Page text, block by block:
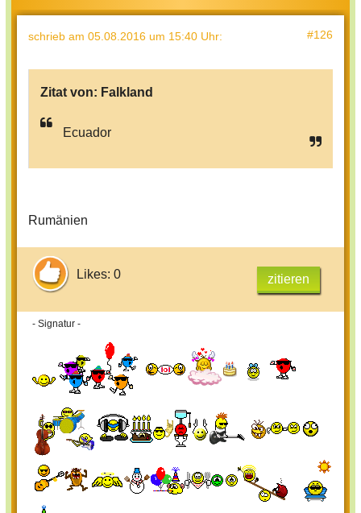
schrieb am 05.08.2016 um 15:40 Uhr: #126
Zitat von: Falkland
Ecuador
Rumänien
Likes: 0 zitieren
- Signatur -